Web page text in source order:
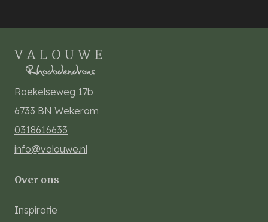
Roekelseweg 17b
6733 BN Wekerom
0318616633
info@valouwe.nl
Over ons
Inspiratie